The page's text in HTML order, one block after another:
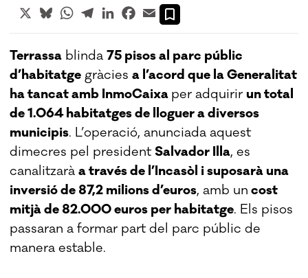
X BlueskyWhatsApp
TelegramLinkedInFacebook
Email
Terrassa blinda75 pisos al parc públic
d’habitatge gràciesa l’acord que la Generalitat
ha tancat amb InmoCaixa per adquirir un total
de 1.064 habitatges de lloguer a diversos
municipis. L’operació, anunciada aquest
dimecres pel presidentSalvador Illa, es
canalitzaràa través de l’Incasòl i suposarà una
inversió de 87,2 milions d’euros, amb un cost
mitjà de 82.000 euros per habitatge. Els pisos
passaran a formar part del parc públic de
manera estable.